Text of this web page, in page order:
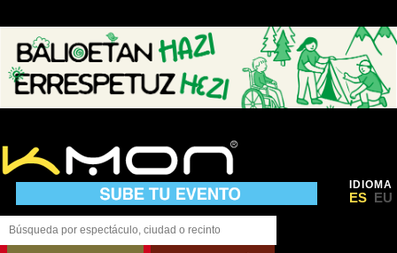
IDIOMA
ES EU